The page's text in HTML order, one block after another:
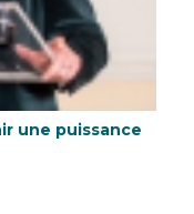
une puissance